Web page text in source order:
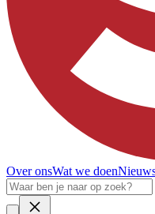
Over onsWat we doen